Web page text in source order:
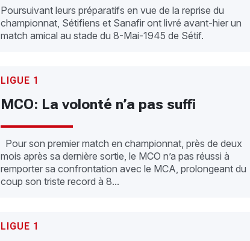
Poursuivant leurs préparatifs en vue de la reprise du
championnat, Sétifiens et Sanafir ont livré avant-hier un
match amical au stade du 8-Mai-1945 de Sétif.
LIGUE 1
MCO: La volonté n’a pas suffi
Pour son premier match en championnat, près de deux
mois après sa dernière sortie, le MCO n’a pas réussi à
remporter sa confrontation avec le MCA, prolongeant du
coup son triste record à 8...
LIGUE 1